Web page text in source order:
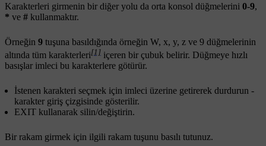
Karakterleri girmenin bir diğer yolu da orta konsol düğmelerini 0-9,
* ve # kullanmaktır.
Örneğin 9 tuşuna basıldığında örneğin W, x, y, z ve 9 düğmelerinin
altında tüm karakterleri[1] içeren bir çubuk belirir. Düğmeye hızlı
basışlar imleci bu karakterlere götürür.
İstenen karakteri seçmek için imleci üzerine getirerek durdurun -
karakter giriş çizgisinde gösterilir.
EXIT kullanarak silin/değiştirin.
Bir rakam girmek için ilgili rakam tuşunu basılı tutunuz.